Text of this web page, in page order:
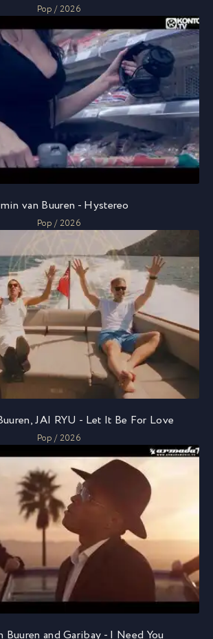
Pop / 2026
van Buuren - Hystereo
Pop / 2026
JAI RYU - Let It Be For Love
Pop / 2026
Buuren and Garibay - I Need You